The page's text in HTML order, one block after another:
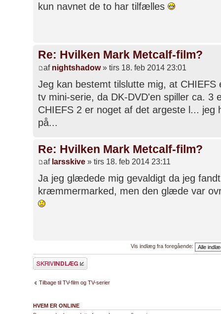
kun navnet de to har tilfælles
Re: Hvilken Mark Metcalf-film?
af nightshadow» tirs 18. feb 2014 23:01
Jeg kan bestemt tilslutte mig, at
tv mini-serie, da DK-DVD'en spiller ca. 3
CHIEFS 2 er noget af det argeste l... jeg
på...
Re: Hvilken Mark Metcalf-film?
af larsskive » tirs 18. feb 2014 23:11
Ja jeg glædede mig gevaldigt da jeg
kræmmermarked, men den glæde var
Vis indlæg fra foregående:
Skriv et svar
Tilbage til TV-film og TV-serier
HVEM ER ONLINE